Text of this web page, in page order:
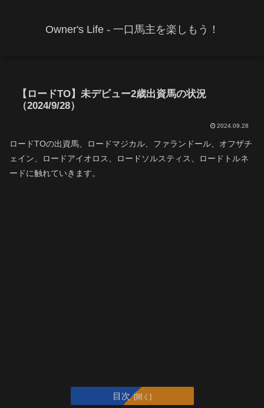
Owner's Life - 一口馬主を楽しもう！
【ロードTO】未デビュー2歳出資馬の状況
（2024/9/28）
2024.09.28
ロードTOの出資馬、ロードマジカル、ファランドール、オフザチ
ェイン、ロードアイオロス、ロードソルスティス、ロードトルネ
ードに触れていきます。
目次